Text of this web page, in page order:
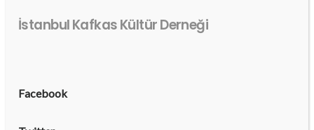
İstanbul Kafkas Kültür Derneği
Facebook